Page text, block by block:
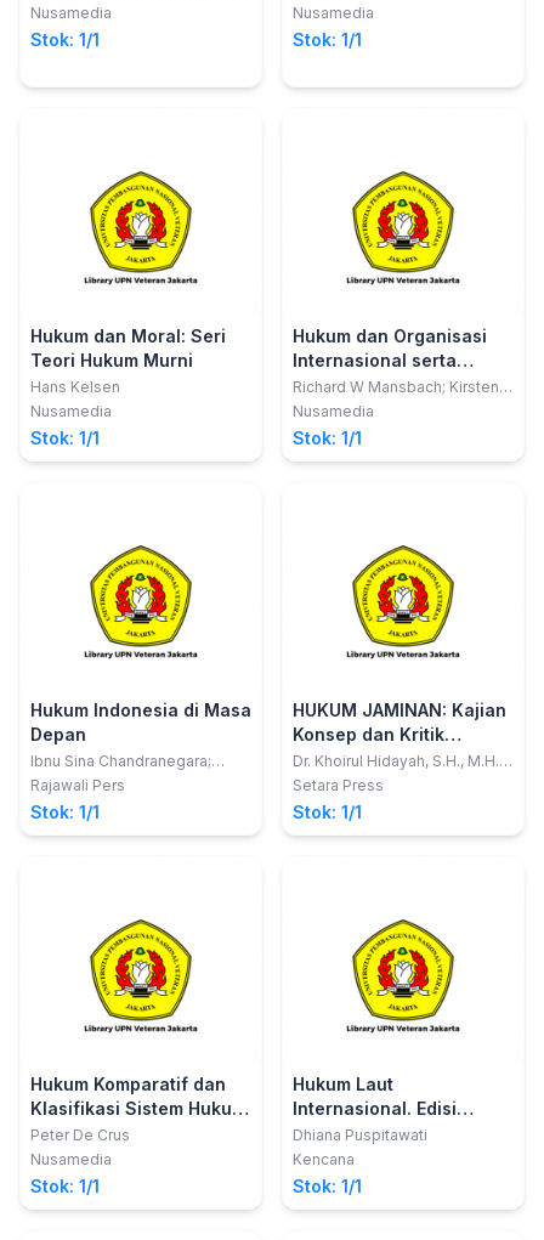
Derta Sri Widowatie
Nusamedia
Stok: 1/1
Nusamedia
Stok: 1/1
Hukum dan Moral: Seri
Teori Hukum Murni
Hans Kelsen
Nusamedia
Stok: 1/1
Hukum dan Organisasi
Internasional serta
Upaya Mewujudkan
Perdamaian
Richard W Mansbach; Kirsten L
Rafferty
Nusamedia
Stok: 1/1
Hukum Indonesia di Masa
Depan
Ibnu Sina Chandranegara;
Luthfi Marfungah
Rajawali Pers
Stok: 1/1
HUKUM JAMINAN: Kajian
Konsep dan Kritik
Pengaturan Jaminan di
Indonesia
Dr. Khoirul Hidayah, S.H., M.H.;
Dwi Fidhayanti, S.H.I., M.H.
Setara Press
Stok: 1/1
Hukum Komparatif dan
Klasifikasi Sistem Hukum
ke dalam Keluarga
Hukum
Peter De Crus
Nusamedia
Stok: 1/1
Hukum Laut
Internasional. Edisi
Kedua
Dhiana Puspitawati
Kencana
Stok: 1/1